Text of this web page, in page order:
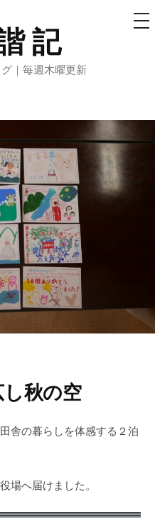
記
｜毎週木曜更新
メ
ニ
秋の空
舎の暮らしを体感する２泊
場へ届けました。